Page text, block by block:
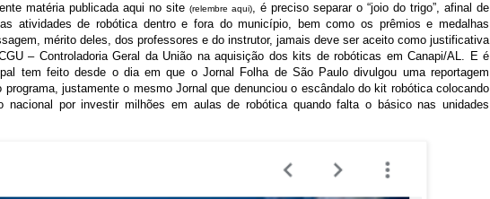
matéria publicada aqui no site (relembre aqui), é preciso separar o “joio do trigo”, afinal de
atividades de robótica dentro e fora do município, bem como os prêmios e medalhas
mérito deles, dos professores e do instrutor, jamais deve ser aceito como justificativa
– Controladoria Geral da União na aquisição dos kits de robóticas em Canapi/AL. E é
tem feito desde o dia em que o Jornal Folha de São Paulo divulgou uma reportagem
justamente o mesmo Jornal que denunciou o escândalo do kit robótica colocando
nacional por investir milhões em aulas de robótica quando falta o básico nas unidades